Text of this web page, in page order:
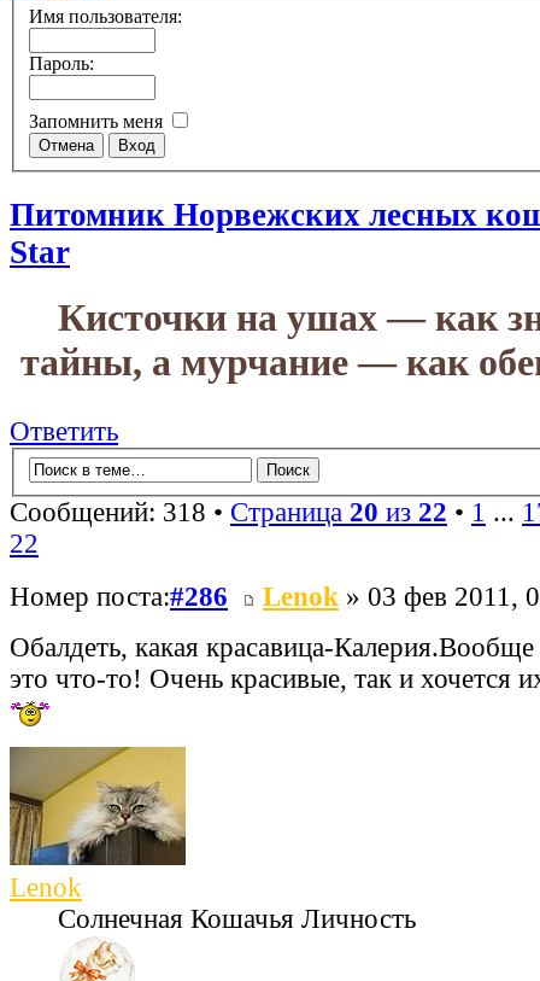
Имя пользователя:
Пароль:
Запомнить меня
Питомник Норвежских лесных
Star
Кисточки на ушах — как
тайны, а мурчание — как
Ответить
Сообщений: 318 • Страница 20 из 22 • 1 ...
22
Номер поста:#286 Lenok » 03 фев 2011,
Обалдеть, какая красавица-
это что-то! Очень красивые, так и хочется
Lenok
Солнечная Кошачья Личность